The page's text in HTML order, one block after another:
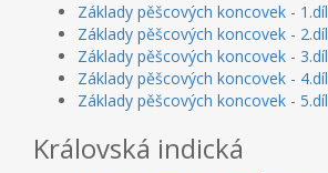
Základy pěšcových koncovek - 1.díl
Základy pěšcových koncovek - 2.díl
Základy pěšcových koncovek - 3.díl
Základy pěšcových koncovek - 4.díl
Základy pěšcových koncovek - 5.díl
Královská indická